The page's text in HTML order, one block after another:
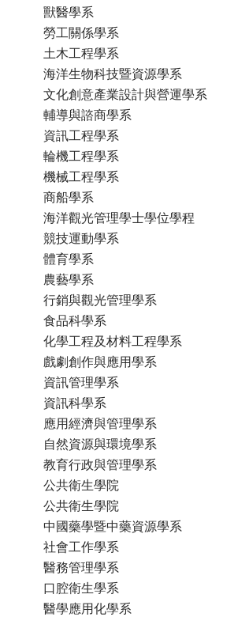
獸醫學系
勞工關係學系
土木工程學系
海洋生物科技暨資源學系
文化創意產業設計與營運學系
輔導與諮商學系
資訊工程學系
輪機工程學系
機械工程學系
商船學系
海洋觀光管理學士學位學程
競技運動學系
體育學系
農藝學系
行銷與觀光管理學系
食品科學系
化學工程及材料工程學系
戲劇創作與應用學系
資訊管理學系
資訊科學系
應用經濟與管理學系
自然資源與環境學系
教育行政與管理學系
公共衛生學院
公共衛生學院
中國藥學暨中藥資源學系
社會工作學系
醫務管理學系
口腔衛生學系
醫學應用化學系